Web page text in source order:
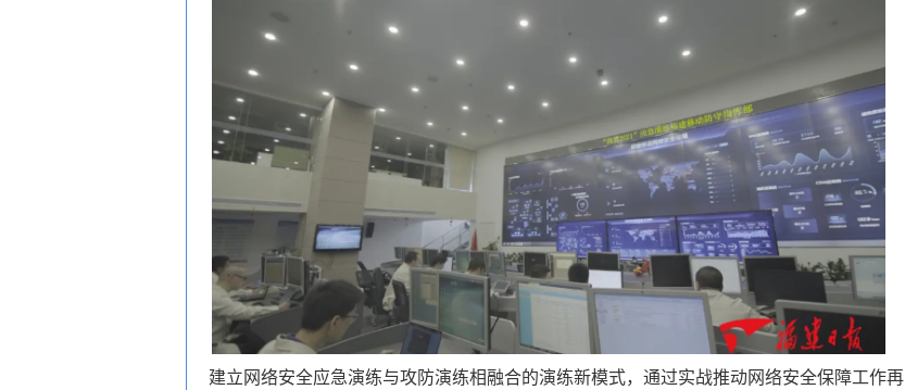
建立网络安全应急演练与攻防演练相融合的演练新模式，通过实战推动网络安全保障工作再